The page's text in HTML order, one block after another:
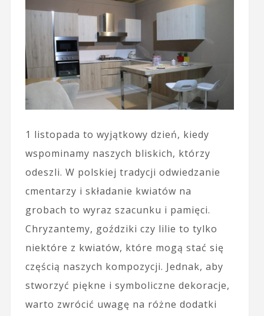
1 listopada to wyjątkowy dzień, kiedy
wspominamy naszych bliskich, którzy
odeszli. W polskiej tradycji odwiedzanie
cmentarzy i składanie kwiatów na
grobach to wyraz szacunku i pamięci.
Chryzantemy, goździki czy lilie to tylko
niektóre z kwiatów, które mogą stać się
częścią naszych kompozycji. Jednak, aby
stworzyć piękne i symboliczne dekoracje,
warto zwrócić uwagę na różne dodatki